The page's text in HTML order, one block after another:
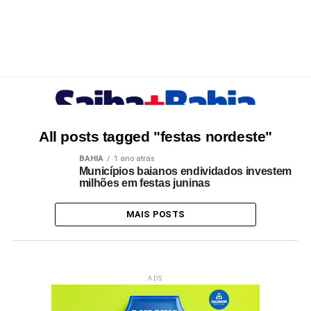
All posts tagged "festas nordeste"
BAHIA 1 ano atrás
Municípios baianos endividados investem
milhões em festas juninas
MAIS POSTS
ADS